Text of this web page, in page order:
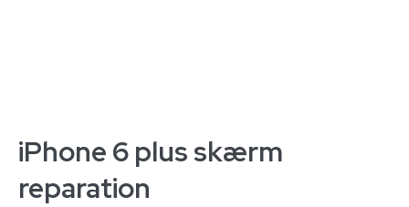
iPhone 6 plus skærm
reparation